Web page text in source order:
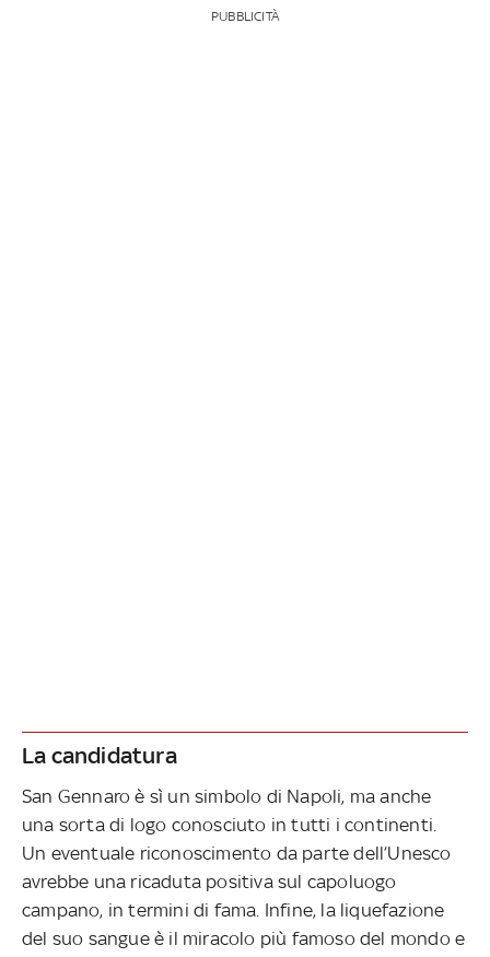
PUBBLICITÀ
La candidatura
San Gennaro è sì un simbolo di Napoli, ma anche
una sorta di logo conosciuto in tutti i continenti.
Un eventuale riconoscimento da parte dell’Unesco
avrebbe una ricaduta positiva sul capoluogo
campano, in termini di fama. Infine, la liquefazione
del suo sangue è il miracolo più famoso del mondo e